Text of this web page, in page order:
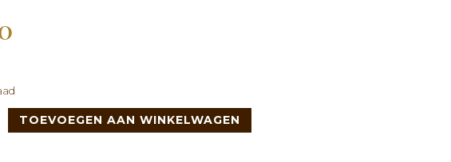
TOEVOEGEN AAN WINKELWAGEN